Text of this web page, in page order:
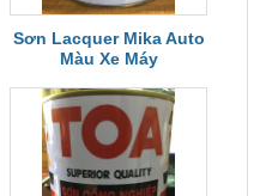
Sơn Lacquer Mika Auto
Màu Xe Máy